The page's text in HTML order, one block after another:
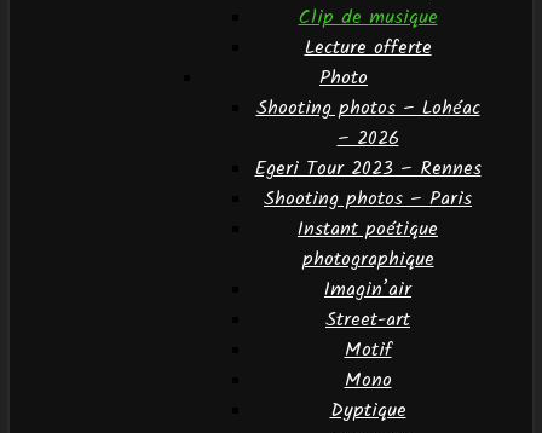
Clip de musique
Lecture offerte
Photo
Shooting photos – Lohéac
– 2026
Egeri Tour 2023 – Rennes
Shooting photos – Paris
Instant poétique
photographique
Imagin’air
Street-art
Motif
Mono
Dyptique